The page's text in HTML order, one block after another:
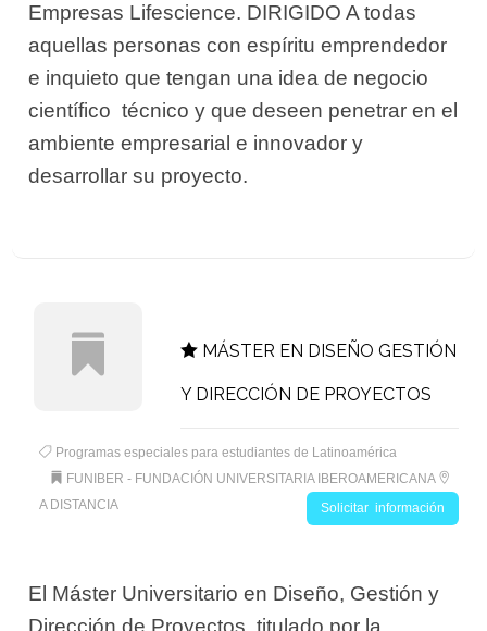
Empresas Lifescience. DIRIGIDO A todas
aquellas personas con espíritu emprendedor
e inquieto que tengan una idea de negocio
científico  técnico y que deseen penetrar en el
ambiente empresarial e innovador y
desarrollar su proyecto.
MÁSTER EN DISEÑO GESTIÓN
Y DIRECCIÓN DE PROYECTOS
Programas especiales para estudiantes de Latinoamérica
FUNIBER - FUNDACIÓN UNIVERSITARIA IBEROAMERICANA
A DISTANCIA
Solicitar información
El Máster Universitario en Diseño, Gestión y